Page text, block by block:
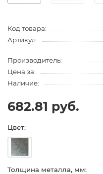
Код товара:
Артикул:
Производитель:
Цена за:
Наличие:
682.81 руб.
Цвет:
Толщина металла, мм: